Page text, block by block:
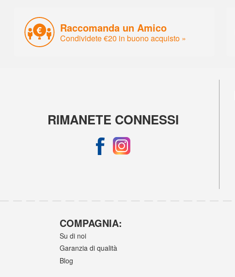
Raccomanda un Amico
Condividete €20 in buono acquisto »
RIMANETE CONNESSI
COMPAGNIA:
Su di noi
Garanzia di qualità
Blog